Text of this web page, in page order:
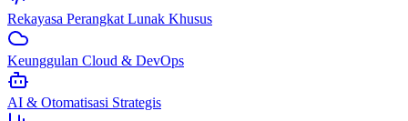
Rekayasa Perangkat Lunak Khusus
Keunggulan Cloud & DevOps
AI & Otomatisasi Strategis